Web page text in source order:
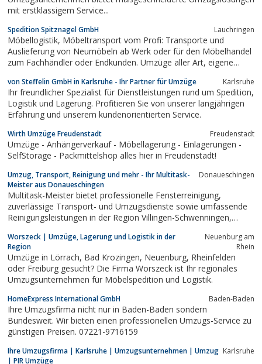
mit erstklassigem Service...
Spedition Spitznagel GmbH Lauchringen
Möbellogistik, Möbeltransport vom Profi: Transporte und
Auslieferung von Neumöbeln ab Werk oder für den Möbelhandel
zum Fachhändler oder Endkunden. Umzüge aller Art, eigene
von Steffelin GmbH in Karlsruhe - Ihr Partner für Umzüge Karlsruhe
Ihr freundlicher Spezialist für Dienstleistungen rund um Spedition,
Logistik und Lagerung. Profitieren Sie von unserer langjährigen
Erfahrung und unserem kundenorientierten Service.
Wirth Umzüge Freudenstadt Freudenstadt
Umzüge - Anhängerverkauf - Möbellagerung - Einlagerungen -
SelfStorage - Packmittelshop alles hier in Freudenstadt!
Umzug, Transport, Reinigung und mehr - Ihr Multitask-
Meister aus Donaueschingen
Donaueschingen
Multitask-Meister bietet professionelle Fensterreinigung,
zuverlässige Transport- und Umzugsdienste sowie umfassende
Reinigungsleistungen in der Region Villingen-Schwenningen,
Umgebung. Unser erfahrenes Team sorgt für effiziente
Worszeck | Umzüge, Lagerung und Logistik in der
Region
Neuenburg am
Rhein
Umzüge in Lörrach, Bad Krozingen, Neuenburg, Rheinfelden
oder Freiburg gesucht? Die Firma Worszeck ist Ihr regionales
Umzugsunternehmen für Möbelspedition und Logistik.
HomeExpress International GmbH Baden-Baden
Ihre Umzugsfirma nicht nur in Baden-Baden sondern
Bundesweit. Wir bieten einen professionellen Umzugs-Service zu
günstigen Preisen. 07221-9716159
Ihre Umzugsfirma | Karlsruhe | Umzugsunternehmen | Umzug
| PIR Umzüge
Karlsruhe